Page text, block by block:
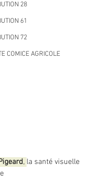
28
61
72
COMICE AGRICOLE
, la santé visuelle